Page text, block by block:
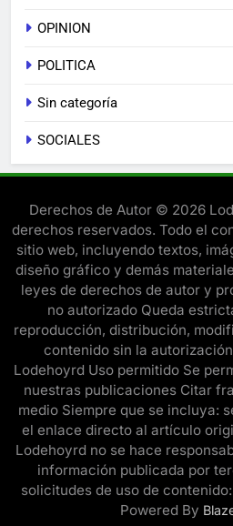
OPINION
POLITICA
Sin categoría
SOCIALES
Derechos de Autor © 2026
derechos reservados. Todo el
sitio web, incluyendo textos,
diseño gráfico y demás
leyes de derechos de autor y
no autorizado Queda
reproducción, distribución,
contenido sin la
Lodehoyrd Uso permitido Se
nuestras publicaciones Citar
medio Siempre que se incluya:
el enlace directo al artículo
Lodehoyrd no se hace
información publicada por
solicitudes de uso de
Powered By